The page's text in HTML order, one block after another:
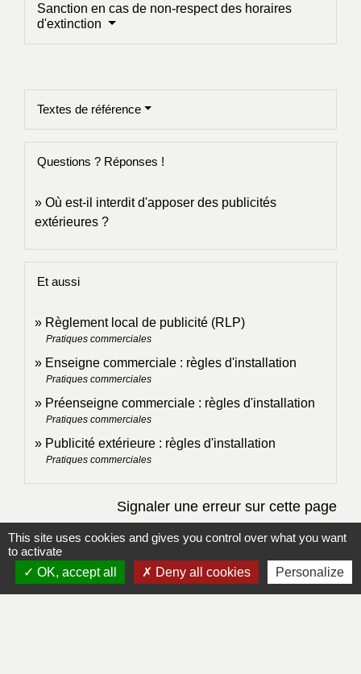
Sanction en cas de non-respect des horaires
d'extinction
Textes de référence
Questions ? Réponses !
Où est-il interdit d'apposer des publicités
extérieures ?
Et aussi
Règlement local de publicité (RLP)
Pratiques commerciales
Enseigne commerciale : règles d'installation
Pratiques commerciales
Préenseigne commerciale : règles d'installation
Pratiques commerciales
Publicité extérieure : règles d'installation
Pratiques commerciales
Signaler une erreur sur cette page
This site uses cookies and gives you control over what you want
to activate
OK, accept all
Deny all cookies Personalize